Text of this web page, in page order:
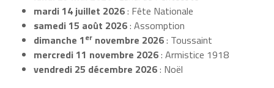
mardi 14 juillet 2026: Fête Nationale
samedi 15 août 2026: Assomption
dimanche 1er novembre 2026: Toussaint
mercredi 11 novembre 2026: Armistice 1918
vendredi 25 décembre 2026: Noël